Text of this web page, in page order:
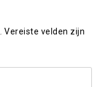
Vereiste velden zijn